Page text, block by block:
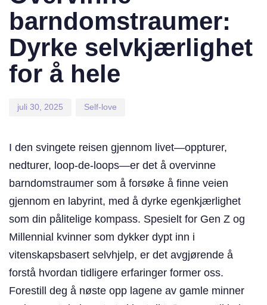
barndomstraumer:
Dyrke selvkjærlighet
for å hele
juli 30, 2025 Self-love
I den svingete reisen gjennom livet—oppturer,
nedturer, loop-de-loops—er det å overvinne
barndomstraumer som å forsøke å finne veien
gjennom en labyrint, med å dyrke egenkjærlighet
som din pålitelige kompass. Spesielt for Gen Z og
Millennial kvinner som dykker dypt inn i
vitenskapsbasert selvhjelp, er det avgjørende å
forstå hvordan tidligere erfaringer former oss.
Forestill deg å nøste opp lagene av gamle minner